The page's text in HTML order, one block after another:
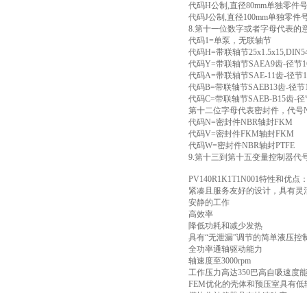
代码H公制,直径80mm单独零件
代码J公制,直径100mm单独零件
8.第十一位数字或者字母代表的
代码1=单泵，无联轴节
代码H=带联轴节
代码Y=带联轴节SAEA9齿-径节
代码A=带联轴节SAE-11齿-径节
代码B=带联轴节SAEB13齿-径
代码C=带联轴节SAEB-B15齿-
第十二位字母代表密封件，代号
代码N=密封件NBR轴封FKM
代码V=密封件FKM轴封FKM
代码W=密封件NBR轴封PTFE
9.第十三到第十五变量控制器代
PV140R1K1T1N001特性和优点
紧凑且服务友好的设计，具有灵
安静的工作
高效率
降低功耗和减少发热
具有“无泄漏”调节的简单液压控
全功率通轴驱动能力
轴速度至3000rpm
工作压力高达350巴高自吸速度
FEM优化的壳体和预压室具有